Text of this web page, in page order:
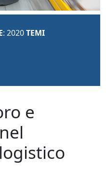
: 2020TEMI
e